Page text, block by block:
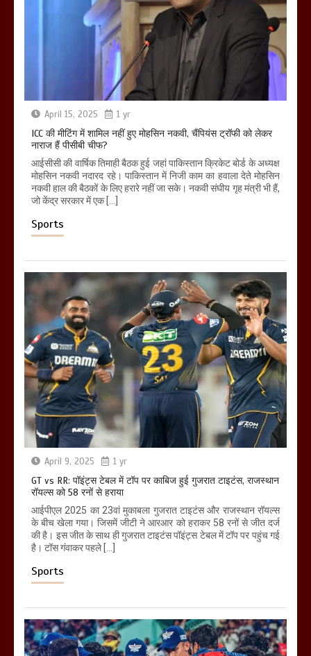
April 15, 2025 1 yr
ICC की मीटिंग में शामिल नहीं हुए मोहसिन नकवी, चैंपियंस ट्रॉफी को लेकर
नाराज हैं पीसीबी चीफ?
आईसीसी की वार्षिक तिमाही बैठक हुई जहां पाकिस्तान क्रिकेट बोर्ड के अध्यक्ष
मोहसिन नकवी नदारद रहे। पाकिस्तान में निजी काम का हवाला देते मोहसिन
नकवी हाल की बैठकों के लिए हरारे नहीं जा सके। नकवी संघीय गृह मंत्री भी हैं,
जो केंद्र सरकार में एक […]
Sports
April 9, 2025 1 yr
GT vs RR: पॉइंट्स टेबल में टॉप पर काबिज हुई गुजरात टाइटंस, राजस्थान
रॉयल्स को 58 रनों से हराया
आईपीएल 2025 का 23वां मुकाबला गुजरात टाइटंस और राजस्थान रॉयल्स
के बीच खेला गया। जिसमें जीटी ने आरआर को हराकर 58 रनों से जीत दर्ज
की है। इस जीत के साथ ही गुजरात टाइटंस पॉइंट्स टेबल में टॉप पर पहुंच गई
है। टॉस गंवाकर पहले […]
Sports